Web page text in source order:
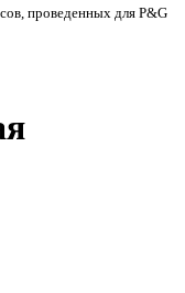
проведенных для P&G